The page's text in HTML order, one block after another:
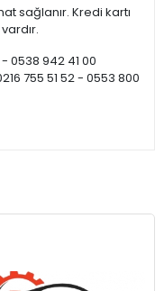
sağlanır. Kredi kartı
- 0538 942 41 00
755 51 52 - 0553 800